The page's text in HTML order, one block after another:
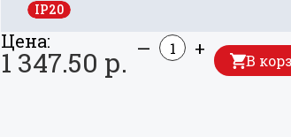
IP20
Цена:
1 347.50 р. — +
В